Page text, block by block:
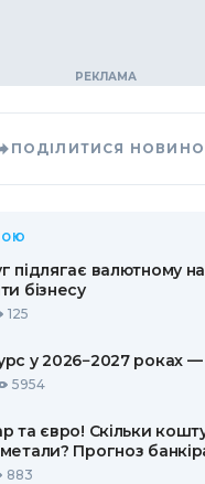
ПОДІЛИТИСЯ
підлягає валютному
бізнесу
125
у 2026−2027 роках
5954
та євро! Скільки
Прогноз
883